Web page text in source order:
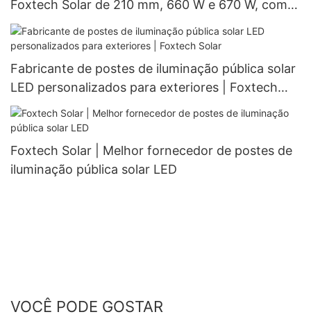
Foxtech Solar de 210 mm, 660 W e 670 W, com
132 células (meio corte).
Fabricante de postes de iluminação pública solar
LED personalizados para exteriores | Foxtech
Solar
Foxtech Solar | Melhor fornecedor de postes de
iluminação pública solar LED
VOCÊ PODE GOSTAR